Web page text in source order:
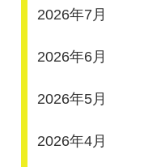
2026年7月
2026年6月
2026年5月
2026年4月